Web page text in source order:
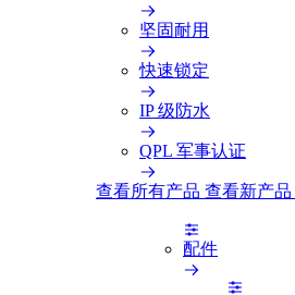
坚固耐用
快速锁定
IP 级防水
QPL 军事认证
查看所有产品 查看新产品
配件